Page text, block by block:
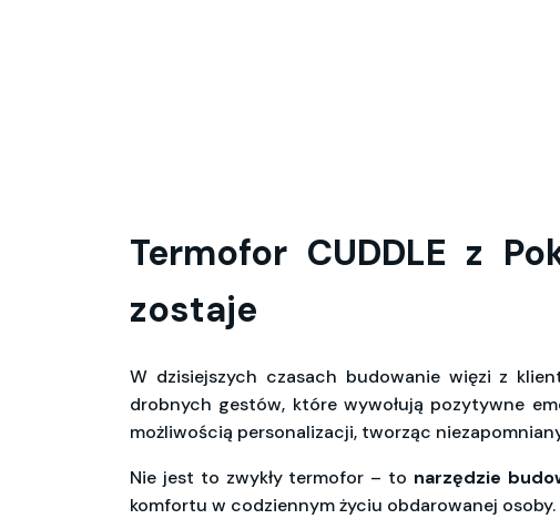
Termofor CUDDLE z
zostaje
W dzisiejszych czasach budowanie więzi z
drobnych gestów, które wywołują pozytywne
możliwością personalizacji, tworząc
Nie jest to zwykły termofor – to narzędzie
komfortu w codziennym życiu obdarowanej osoby.